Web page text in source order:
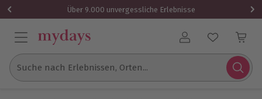
Über 9.000 unvergessliche Erlebnisse
Benutzerkonto
Suche nach Erlebnissen, Orten...